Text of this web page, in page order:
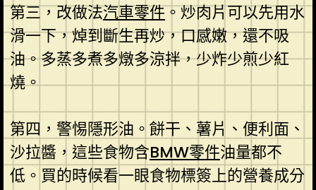
第三，改做法汽車零件。炒肉片可以先用水
滑一下，焯到斷生再炒，口感嫩，還不吸
油。多蒸多煮多燉多涼拌，少炸少煎少紅
燒。
第四，警惕隱形油。餅干、薯片、便利面、
沙拉醬，這些食物含BMW零件油量都不
低。買的時候看一眼食物標簽上的營養成分